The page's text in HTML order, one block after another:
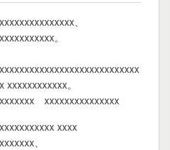
、
。
。
xxxxxxxxxxxxxxx
xxxx
、